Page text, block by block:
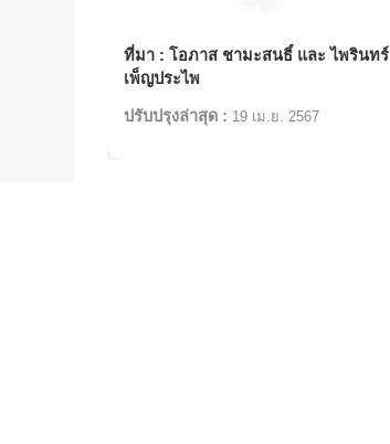
ที่มา : โอภาส ชามะสนธิ์ และ ไพรินทร์
เพ็ญประไพ
ปรับปรุงล่าสุด : 19 เม.ย. 2567